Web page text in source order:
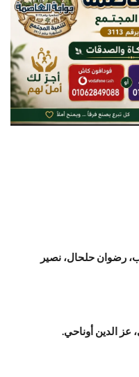
رضوان حلحال، نصير
عز الدين أوناحي.